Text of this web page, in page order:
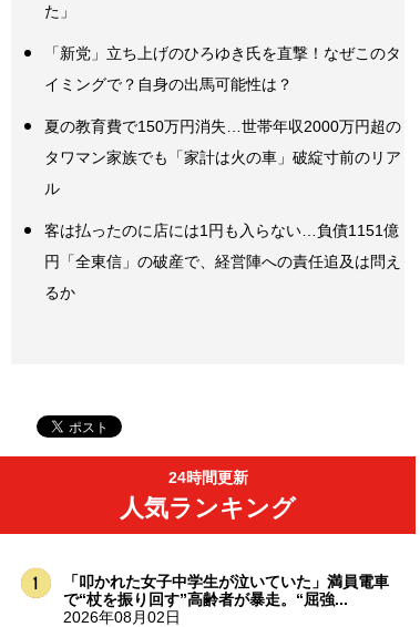
た」
「新党」立ち上げのひろゆき氏を直撃！なぜこのタ
イミングで？自身の出馬可能性は？
夏の教育費で150万円消失…世帯年収2000万円超の
タワマン家族でも「家計は火の車」破綻寸前のリア
ル
客は払ったのに店には1円も入らない…負債1151億
円「全東信」の破産で、経営陣への責任追及は問え
るか
24時間更新
人気ランキング
「叩かれた女子中学生が泣いていた」満員電車
で“杖を振り回す”高齢者が暴走。“屈強...
2026年08月02日